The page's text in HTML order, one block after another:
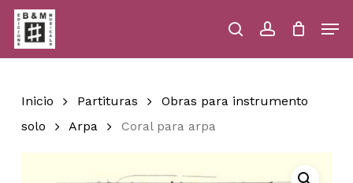
Skip
main
content
searchaccount
Close
Inicio Partituras
Obras para instrumento
solo
Arpa Coral para arpa
Menu